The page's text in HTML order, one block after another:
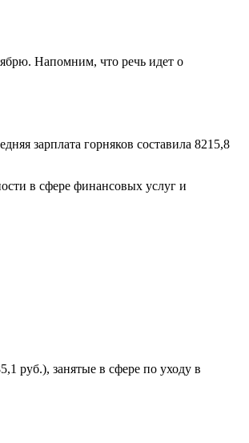
Напомним, что речь идет о
зарплата горняков составила 8215,8
в сфере финансовых услуг и
руб.), занятые в сфере по уходу в